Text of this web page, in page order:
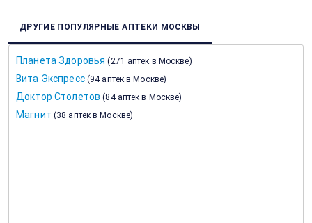
ДРУГИЕ ПОПУЛЯРНЫЕ АПТЕКИ МОСКВЫ
Планета Здоровья (271 аптек в Москве)
Вита Экспресс (94 аптек в Москве)
Доктор Столетов (84 аптек в Москве)
Магнит (38 аптек в Москве)